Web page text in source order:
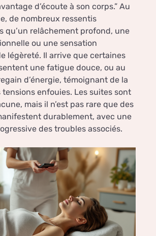
d’écoute à son corps.” Au
de nombreux ressentis
qu’un relâchement profond, une
ou une sensation
légèreté. Il arrive que certaines
une fatigue douce, ou au
d’énergie, témoignant de la
enfouies. Les suites sont
mais il n’est pas rare que des
durablement, avec une
des troubles associés.